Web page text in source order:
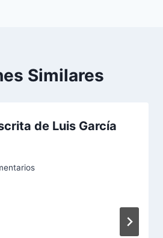
Similares
de Luis García